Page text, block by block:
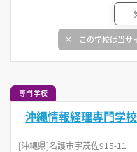
この学校は当サ
専門学校
沖縄情報経理専門学
[沖縄県]名護市宇茂佐915-11